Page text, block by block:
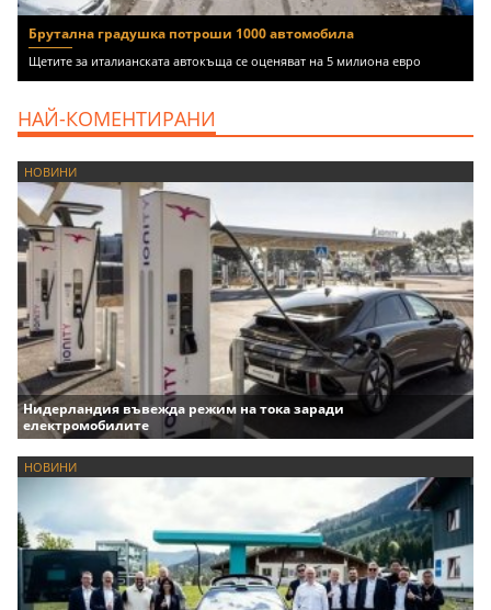
Брутална градушка потроши 1000 автомобила
Щетите за италианската автокъща се оценяват на 5 милиона евро
НАЙ-КОМЕНТИРАНИ
НОВИНИ
Нидерландия въвежда режим на тока заради
електромобилите
НОВИНИ